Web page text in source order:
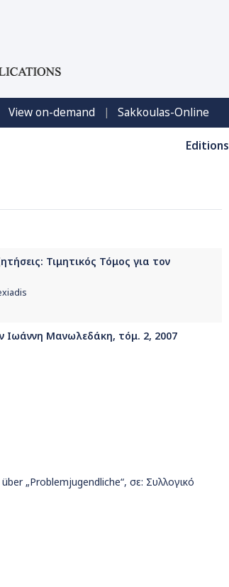
View on-demand | Sakkoulas-Online
Editions
Τιμητικός Τόμος για τον
Ιωάννη Μανωλεδάκη, τόμ. 2, 2007
„Problemjugendliche“, σε: Συλλογικό